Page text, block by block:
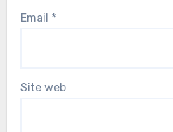
Email *
Site web